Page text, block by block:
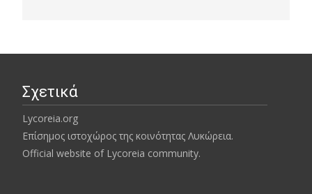
Σχετικά
Lycoreia.org
Επίσημος ιστοχώρος της κοινότητας Λυκώρεια.
Official website of Lycoreia community.